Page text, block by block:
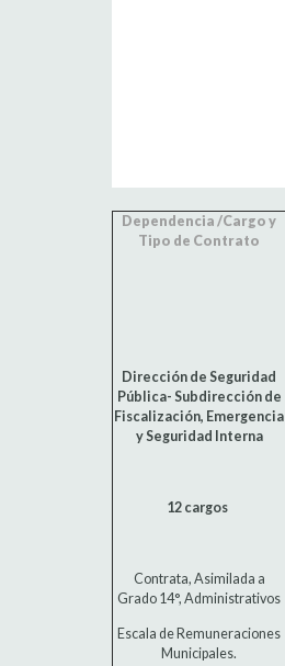
Dependencia /Cargo y
Tipo de Contrato
Dirección de Seguridad
Pública- Subdirección de
Fiscalización, Emergencia
y Seguridad Interna
12 cargos
Contrata, Asimilada a
Grado 14°, Administrativos
Escala de Remuneraciones
Municipales.